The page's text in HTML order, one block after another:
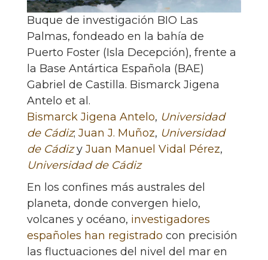
Buque de investigación BIO Las
Palmas, fondeado en la bahía de
Puerto Foster (Isla Decepción), frente a
la Base Antártica Española (BAE)
Gabriel de Castilla. Bismarck Jigena
Antelo et al.
Bismarck Jigena Antelo, Universidad
de Cádiz; Juan J. Muñoz, Universidad
de Cádizy Juan Manuel Vidal Pérez,
Universidad de Cádiz
En los confines más australes del
planeta, donde convergen hielo,
volcanes y océano, investigadores
españoles han registrado con precisión
las fluctuaciones del nivel del mar en